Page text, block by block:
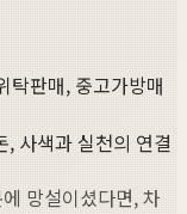
탁판매, 중고가방매
사색과 실천의 연결
망설이셨다면, 차